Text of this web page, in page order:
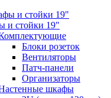
и стойки 19"
Блоки розеток
Вентиляторы
Патч-панели
Организаторы
шкафы